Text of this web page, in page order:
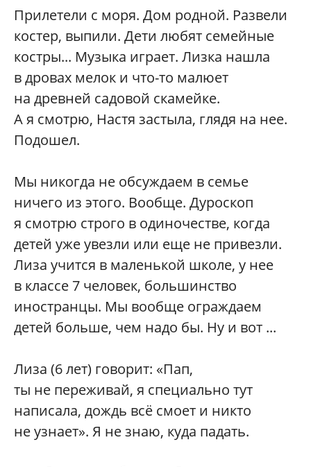
Прилетели с моря. Дом родной. Развели
костер, выпили. Дети любят семейные
костры... Музыка играет. Лизка нашла
в дровах мелок и что-то малюет
на древней садовой скамейке.
А я смотрю, Настя застыла, глядя на нее.
Подошел.
Мы никогда не обсуждаем в семье
ничего из этого. Вообще. Дуроскоп
я смотрю строго в одиночестве, когда
детей уже увезли или еще не привезли.
Лиза учится в маленькой школе, у нее
в классе 7 человек, большинство
иностранцы. Мы вообще ограждаем
детей больше, чем надо бы. Ну и вот ...
Лиза (6 лет) говорит: «Пап,
ты не переживай, я специально тут
написала, дождь всё смоет и никто
не узнает». Я не знаю, куда падать.